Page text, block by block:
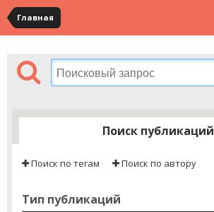
Главная
Поиск публикаций
Поиск по тегам Поиск по автору
Тип публикаций